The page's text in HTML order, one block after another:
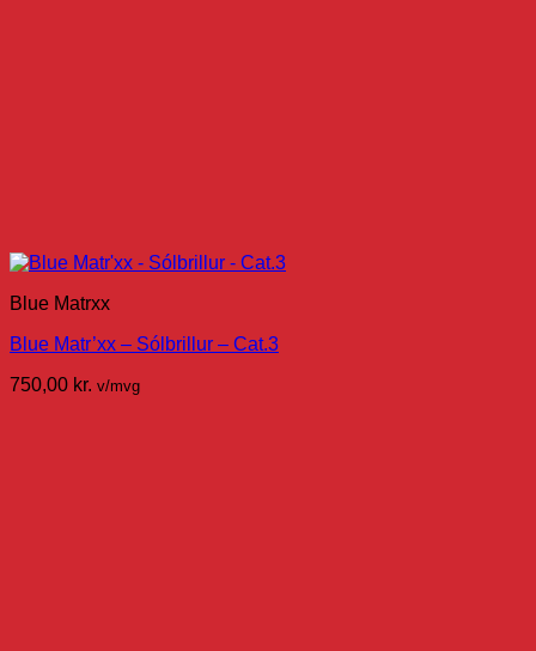
Blue Matrxx
Blue Matr’xx – Sólbrillur – Cat.3
750,00 kr. v/mvg